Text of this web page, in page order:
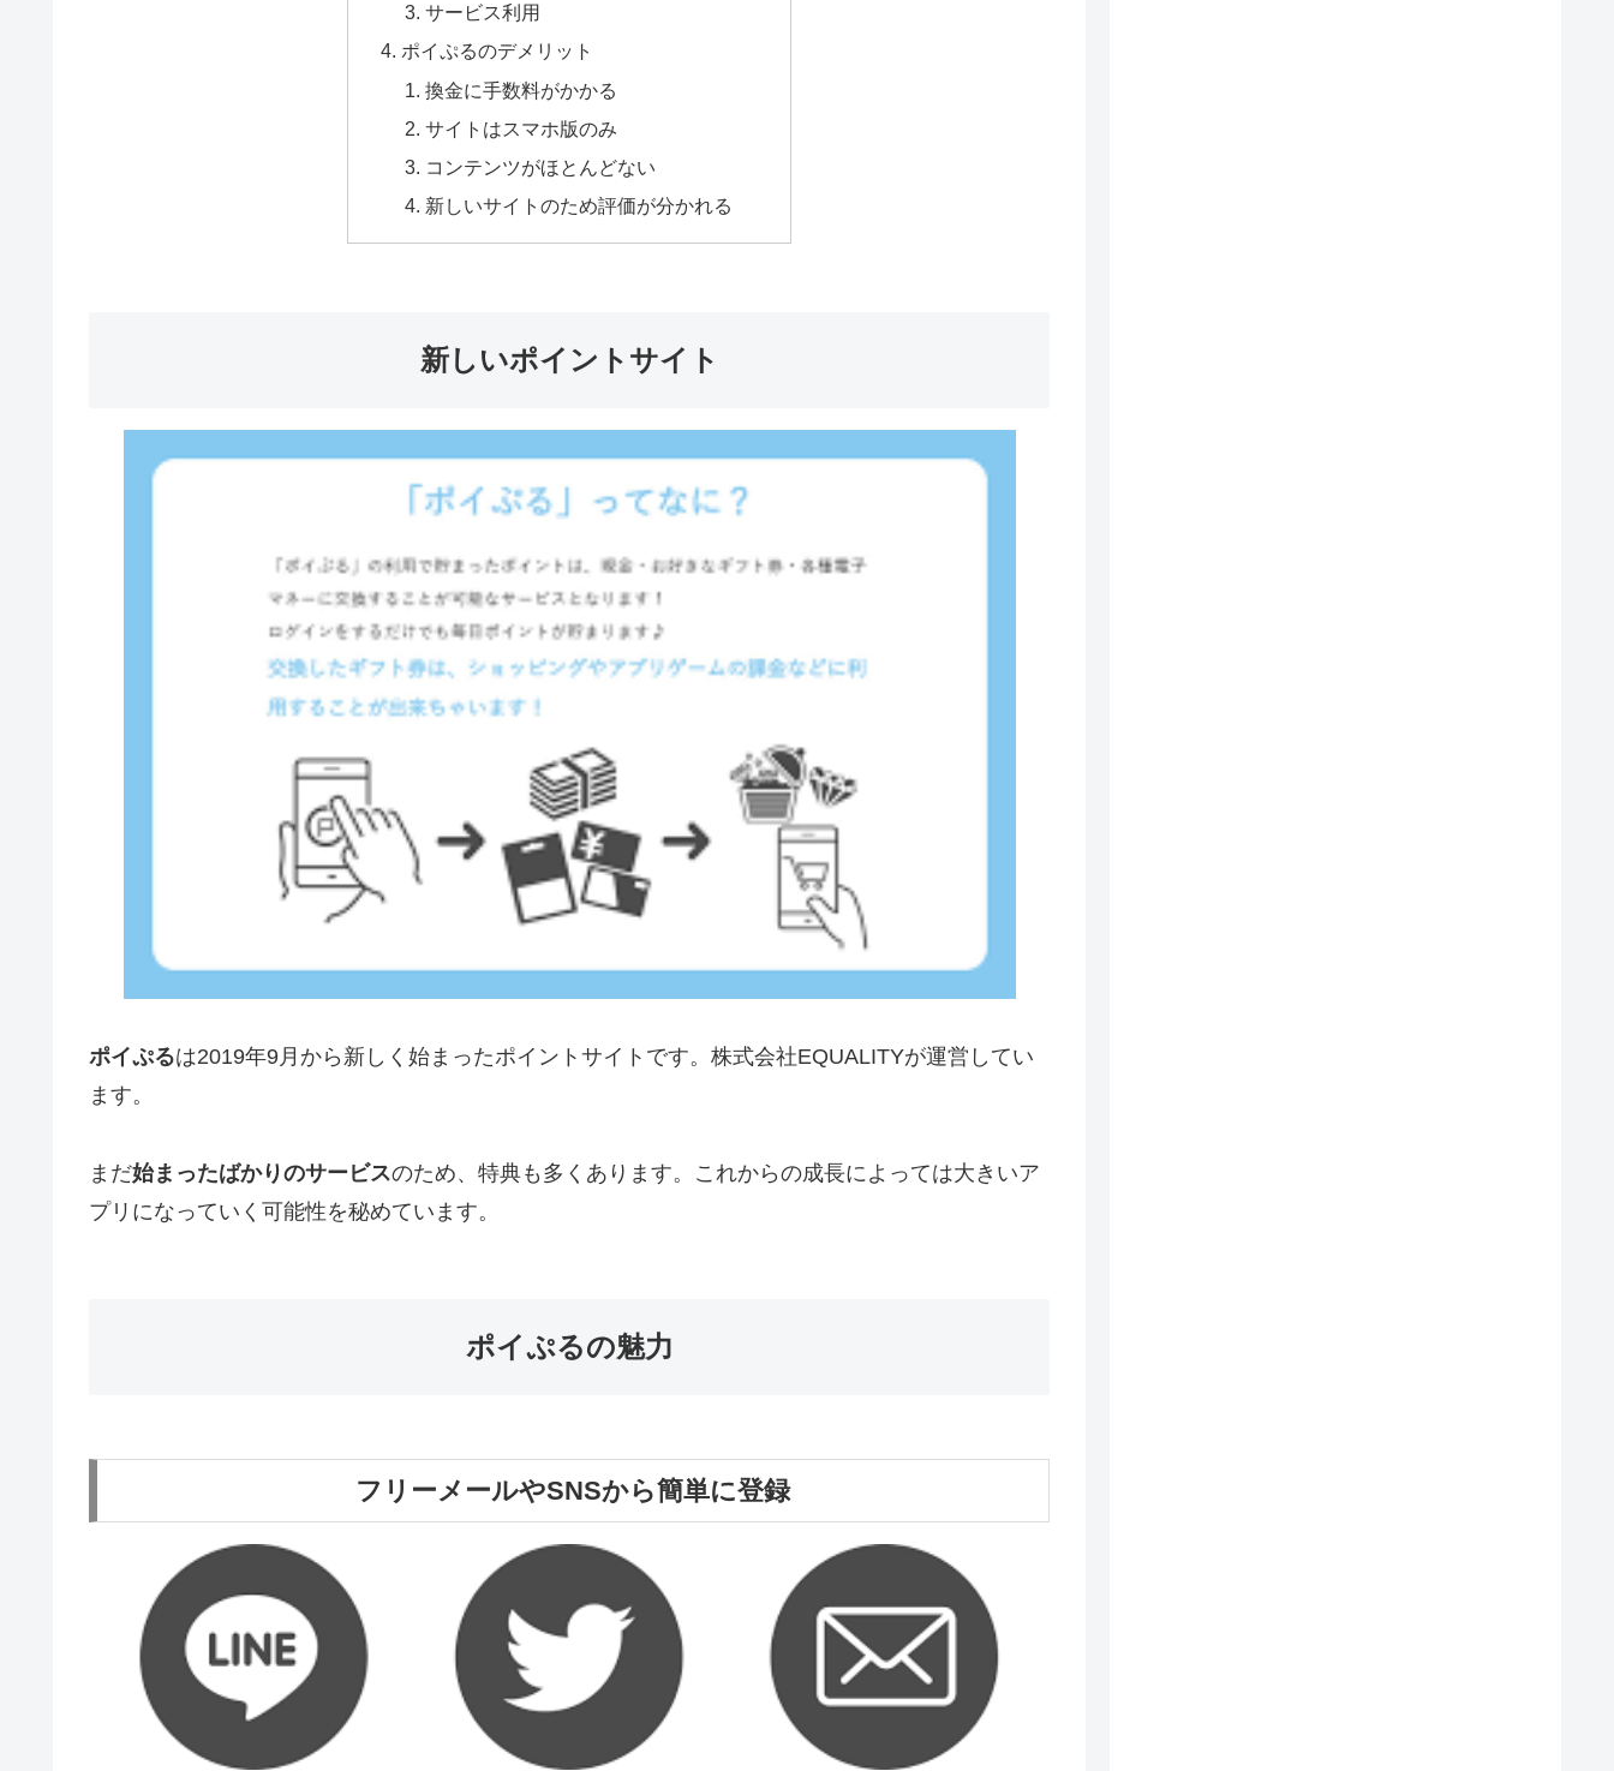
サービス利用
ポイぷるのデメリット
換金に手数料がかかる
サイトはスマホ版のみ
コンテンツがほとんどない
新しいサイトのため評価が分かれる
新しいポイントサイト
ポイぷるは2019年9月から新しく始まったポイントサイトです。株式会社EQUALITYが運営してい
ます。
まだ始まったばかりのサービスのため、特典も多くあります。これからの成長によっては大きいア
プリになっていく可能性を秘めています。
ポイぷるの魅力
フリーメールやSNSから簡単に登録